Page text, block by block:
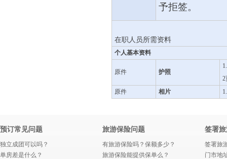
予拒签。
在职人员所需资料
个人基本资料
原件 护照
2
原件
相片
预订常见问题
独立成团可以吗？
单房差是什么？
旅游保险问题
有旅游保险吗？保额多少？
旅游保险能提供保单么？
签署
签署旅
门市地